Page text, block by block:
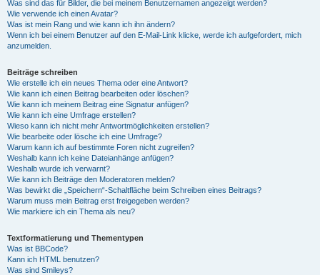
Was sind das für Bilder, die bei meinem Benutzernamen angezeigt werden?
Wie verwende ich einen Avatar?
Was ist mein Rang und wie kann ich ihn ändern?
Wenn ich bei einem Benutzer auf den E-Mail-Link klicke, werde ich aufgefordert, mich
anzumelden.
Beiträge schreiben
Wie erstelle ich ein neues Thema oder eine Antwort?
Wie kann ich einen Beitrag bearbeiten oder löschen?
Wie kann ich meinem Beitrag eine Signatur anfügen?
Wie kann ich eine Umfrage erstellen?
Wieso kann ich nicht mehr Antwortmöglichkeiten erstellen?
Wie bearbeite oder lösche ich eine Umfrage?
Warum kann ich auf bestimmte Foren nicht zugreifen?
Weshalb kann ich keine Dateianhänge anfügen?
Weshalb wurde ich verwarnt?
Wie kann ich Beiträge den Moderatoren melden?
Was bewirkt die „Speichern“-Schaltfläche beim Schreiben eines Beitrags?
Warum muss mein Beitrag erst freigegeben werden?
Wie markiere ich ein Thema als neu?
Textformatierung und Thementypen
Was ist BBCode?
Kann ich HTML benutzen?
Was sind Smileys?